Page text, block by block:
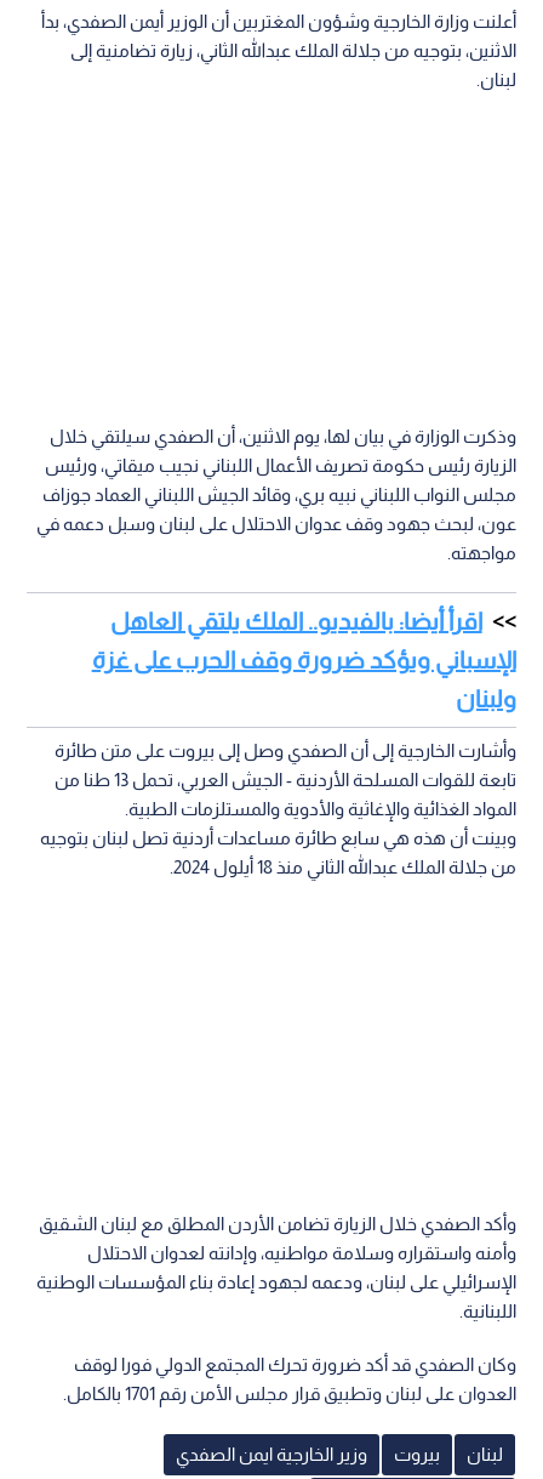
أعلنت وزارة الخارجية وشؤون المغتربين أن الوزير أيمن الصفدي، بدأ
الاثنين، بتوجيه من جلالة الملك عبدالله الثاني، زيارة تضامنية إلى
لبنان.
وذكرت الوزارة في بيان لها، يوم الاثنين، أن الصفدي سيلتقي خلال
الزيارة رئيس حكومة تصريف الأعمال اللبناني نجيب ميقاتي، ورئيس
مجلس النواب اللبناني نبيه بري، وقائد الجيش اللبناني العماد جوزاف
عون، لبحث جهود وقف عدوان الاحتلال على لبنان وسبل دعمه في
مواجهته.
اقرأ أيضا: بالفيديو.. الملك يلتقي العاهل
الإسباني ويؤكد ضرورة وقف الحرب على غزة
ولبنان
وأشارت الخارجية إلى أن الصفدي وصل إلى بيروت على متن طائرة
تابعة للقوات المسلحة الأردنية - الجيش العربي، تحمل 13 طنا من
المواد الغذائية والإغاثية والأدوية والمستلزمات الطبية.
وبينت أن هذه هي سابع طائرة مساعدات أردنية تصل لبنان بتوجيه
من جلالة الملك عبدالله الثاني منذ 18 أيلول 2024.
وأكد الصفدي خلال الزيارة تضامن الأردن المطلق مع لبنان الشقيق
وأمنه واستقراره وسلامة مواطنيه، وإدانته لعدوان الاحتلال
الإسرائيلي على لبنان، ودعمه لجهود إعادة بناء المؤسسات الوطنية
اللبنانية.
وكان الصفدي قد أكد ضرورة تحرك المجتمع الدولي فورا لوقف
العدوان على لبنان وتطبيق قرار مجلس الأمن رقم 1701 بالكامل.
لبنان بيروت وزير الخارجية ايمن الصفدي